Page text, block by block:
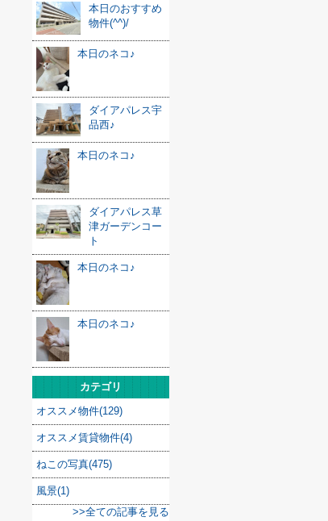
本日のおすすめ
物件(^^)/
本日のネコ♪
ダイアパレス宇
品西♪
本日のネコ♪
ダイアパレス草
津ガーデンコー
ト
本日のネコ♪
本日のネコ♪
カテゴリ
オススメ物件(129)
オススメ賃貸物件(4)
ねこの写真(475)
風景(1)
>>全ての記事を見る